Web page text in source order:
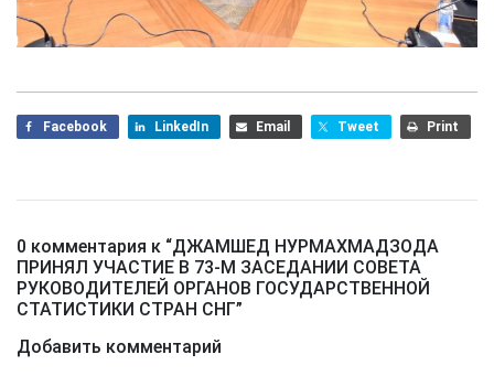
Facebook LinkedIn Email Tweet Print
0 комментария к “ДЖАМШЕД НУРМАХМАДЗОДА
ПРИНЯЛ УЧАСТИЕ В 73-М ЗАСЕДАНИИ СОВЕТА
РУКОВОДИТЕЛЕЙ ОРГАНОВ ГОСУДАРСТВЕННОЙ
СТАТИСТИКИ СТРАН СНГ”
Добавить комментарий